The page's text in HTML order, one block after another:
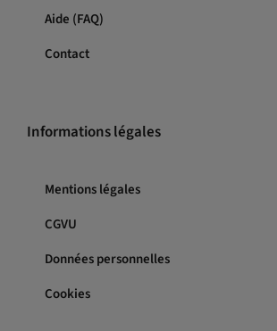
Aide (FAQ)
Contact
Informations légales
Mentions légales
CGVU
Données personnelles
Cookies